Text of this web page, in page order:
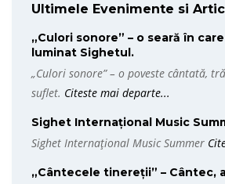
Ultimele Evenimente si
„Culori sonore” – o seară în
luminat Sighetul.
„Culori sonore” – o poveste cântată,
suflet. Citeste mai departe...
Sighet Internațional Music
Sighet Internațional Music Summer
„Cântecele tinereții” – Cântec,